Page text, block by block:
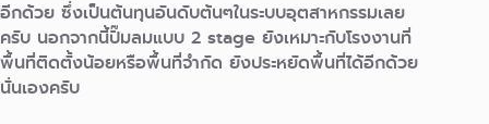
อีกด้วย ซึ่งเป็นต้นทุนอันดับต้นๆในระบบอุตสาหกรรมเลย
ครับ นอกจากนี้ปั๊มลมแบบ 2 stage ยังเหมาะกับโรงงานที่
พื้นที่ติดตั้งน้อยหรือพื้นที่จำกัด ยังประหยัดพื้นที่ได้อีกด้วย
นั่นเองครับ